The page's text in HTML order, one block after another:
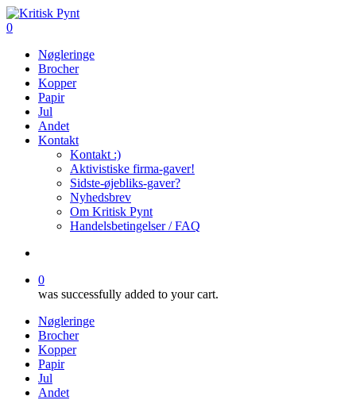
Skip
to
content
search
0
Nøgleringe
Brocher
Kopper
Papir
Jul
Andet
Kontakt
Kontakt :)
Aktivistiske firma-gaver!
Sidste-øjebliks-gaver?
Nyhedsbrev
Om Kritisk Pynt
Handelsbetingelser / FAQ
0
was successfully added to your cart.
Nøgleringe
Brocher
Kopper
Papir
Jul
Andet